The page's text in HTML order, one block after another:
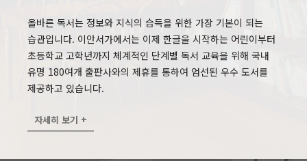
올바른 독서는 정보와 지식의 습득을 위한 가장 기본이 되는
습관입니다. 이안서가에서는 이제 한글을 시작하는 어린이부터
초등학교 고학년까지 체계적인 단계별 독서 교육을 위해 국내
유명 180여개 출판사와의 제휴를 통하여 엄선된 우수 도서를
제공하고 있습니다.
자세히 보기 +